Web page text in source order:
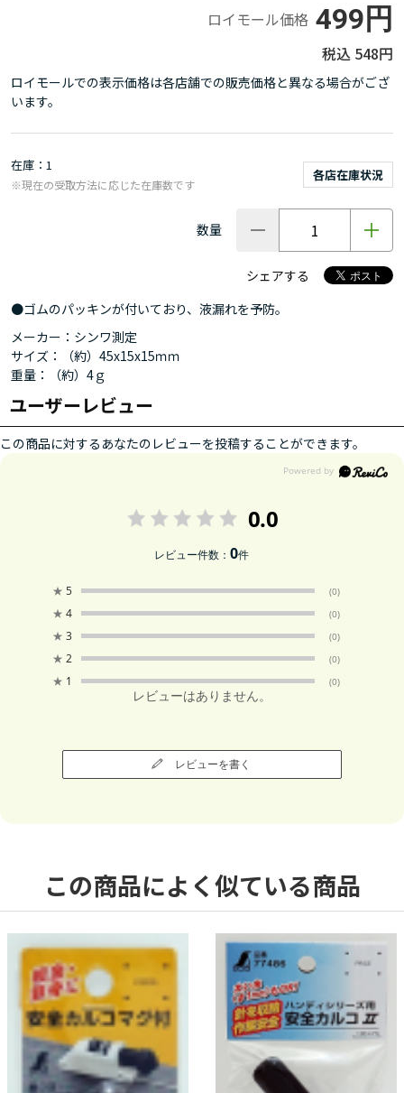
ロイモール価格 499円
548円
ロイモールでの表示価格は各店舗での販売価格と異なる場合がござ
います。
在庫 1
各店在庫状況
※現在の受取方法に応じた在庫数です
数量
シェアする
●ゴムのパッキンが付いており、液漏れを予防。
メーカー：シンワ測定
サイズ：（約）45x15x15ｍｍ
重量：（約）4ｇ
ユーザーレビュー
この商品に対するあなたのレビューを投稿することができます。
0.0
レビュー件数：0件
★ 5 (0)
★ 4 (0)
★ 3 (0)
★ 2 (0)
★ 1 (0)
レビューはありません。
レビューを書く
この商品によく似ている商品